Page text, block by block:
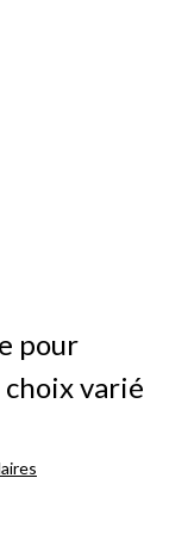
pour
varié